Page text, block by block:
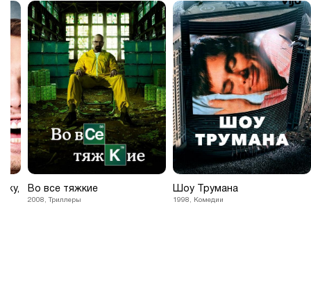
Во все тяжкие
2008, Триллеры
Шоу Трумана
1998, Комедии